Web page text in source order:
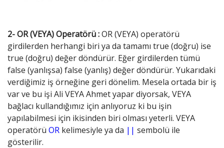
2- OR (VEYA) Operatörü :OR (VEYA) operatörü
girdilerden herhangi biri ya da tamamı true (doğru) ise
true (doğru) değer döndürür. Eğer girdilerden tümü
false (yanlışsa) false (yanlış) değer döndürür. Yukarıdaki
verdiğimiz iş örneğine geri dönelim. Mesela ortada bir iş
var ve bu işi Ali VEYA Ahmet yapar diyorsak, VEYA
bağlacı kullandığımız için anlıyoruz ki bu işin
yapılabilmesi için ikisinden biri olması yeterli. VEYA
operatörü OR kelimesiyle ya da || sembolü ile
gösterilir.